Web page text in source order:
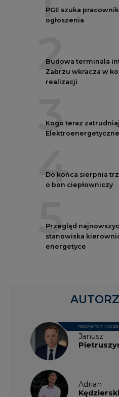
PGE szuka
ogłoszenia
2
Budowa terminala
Zabrzu wkracza w
realizacji
3
Kogo teraz
Elektroenergetyczne
4
Do końca sierpnia
o bon ciepłowniczy
5
Przegląd
stanowiska
energetyce
Janusz
REDAKTOR
Adrian
Kędzierski